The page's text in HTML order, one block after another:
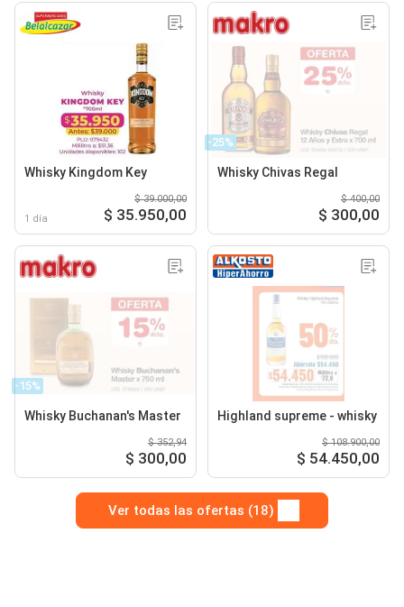
Whisky Kingdom Key
1 día
$ 39.000,00
$ 35.950,00
-25%
Whisky Chivas Regal
$ 400,00
$ 300,00
-15%
Whisky Buchanan's Master
$ 352,94
$ 300,00
Highland supreme - whisky
$ 108.900,00
$ 54.450,00
Ver todas las ofertas (18)